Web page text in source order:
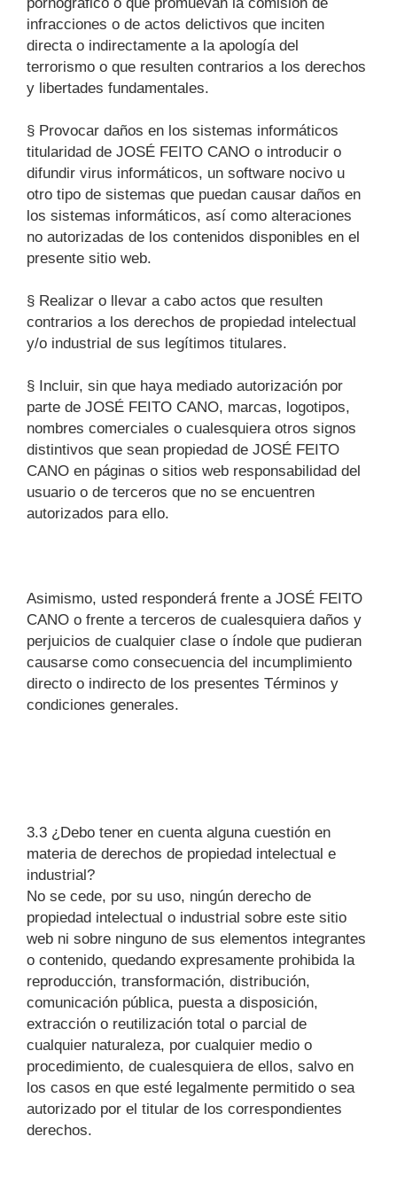
infracciones o de actos delictivos que inciten
directa o indirectamente a la apología del
terrorismo o que resulten contrarios a los derechos
y libertades fundamentales.
§ Provocar daños en los sistemas informáticos
titularidad de JOSÉ FEITO CANO o introducir o
difundir virus informáticos, un software nocivo u
otro tipo de sistemas que puedan causar daños en
los sistemas informáticos, así como alteraciones
no autorizadas de los contenidos disponibles en el
presente sitio web.
§ Realizar o llevar a cabo actos que resulten
contrarios a los derechos de propiedad intelectual
y/o industrial de sus legítimos titulares.
§ Incluir, sin que haya mediado autorización por
parte de JOSÉ FEITO CANO, marcas, logotipos,
nombres comerciales o cualesquiera otros signos
distintivos que sean propiedad de JOSÉ FEITO
CANO en páginas o sitios web responsabilidad del
usuario o de terceros que no se encuentren
autorizados para ello.
Asimismo, usted responderá frente a JOSÉ FEITO
CANO o frente a terceros de cualesquiera daños y
perjuicios de cualquier clase o índole que pudieran
causarse como consecuencia del incumplimiento
directo o indirecto de los presentes Términos y
condiciones generales.
3.3 ¿Debo tener en cuenta alguna cuestión en
materia de derechos de propiedad intelectual e
industrial?
No se cede, por su uso, ningún derecho de
propiedad intelectual o industrial sobre este sitio
web ni sobre ninguno de sus elementos integrantes
o contenido, quedando expresamente prohibida la
reproducción, transformación, distribución,
comunicación pública, puesta a disposición,
extracción o reutilización total o parcial de
cualquier naturaleza, por cualquier medio o
procedimiento, de cualesquiera de ellos, salvo en
los casos en que esté legalmente permitido o sea
autorizado por el titular de los correspondientes
derechos.